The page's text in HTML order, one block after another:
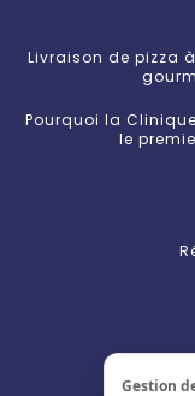
Gestion
Livraison de pizza
Pourquoi la
le